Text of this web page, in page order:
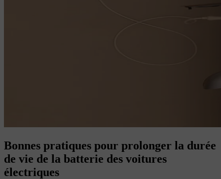
Bonnes pratiques pour prolonger la durée
de vie de la batterie des voitures
électriques